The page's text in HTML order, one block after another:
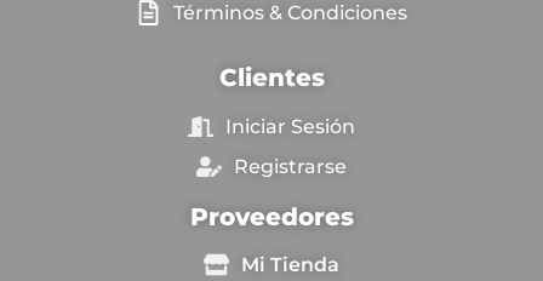
Términos & Condiciones
Clientes
Iniciar Sesión
Registrarse
Proveedores
Mi Tienda